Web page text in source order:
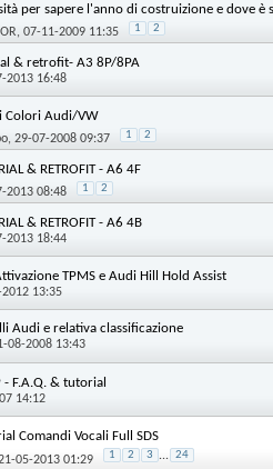
per sapere l'anno di costruizione e dove è
, 07-11-2009 11:35 1 2
& retrofit- A3 8P/8PA
2013 16:48
Colori Audi/VW
, 29-07-2008 09:37 1 2
& RETROFIT - A6 4F
2013 08:48 1 2
& RETROFIT - A6 4B
2013 18:44
TPMS e Audi Hill Hold Assist
13:35
Audi e relativa classificazione
08-2008 13:43
- F.A.Q. & tutorial
14:12
Comandi Vocali Full SDS
05-2013 01:29 1 2 3 ... 24